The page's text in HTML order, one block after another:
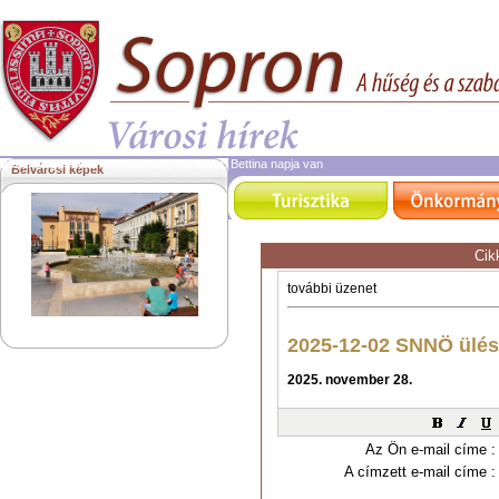
2026. augusztus 6.csütörtök | ma Berta, Bettina napja van
Belvárosi képek
Az Ön e-mail címe :
A címzett e-mail címe :